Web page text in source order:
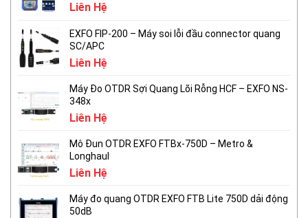
Liên Hệ
EXFO FIP-200 – Máy soi lỗi đầu connector quang
SC/APC
Liên Hệ
Máy Đo OTDR Sợi Quang Lõi Rỗng HCF – EXFO NS-
348x
Liên Hệ
Mô Đun OTDR EXFO FTBx-750D – Metro &
Longhaul
Liên Hệ
Máy đo quang OTDR EXFO FTB Lite 750D dải động
50dB